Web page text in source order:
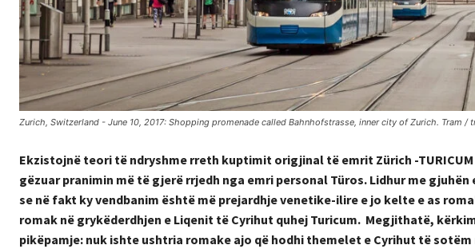
Zurich, Switzerland - June 10, 2017: Shopping promenade called Bahnhofstrasse, inner city of Zurich. Tram /
Ekzistojnë teori të ndryshme rreth kuptimit origjinal të emrit Zürich -
gëzuar pranimin më të gjerë rrjedh nga emri personal Türos. Lidhur me
se në fakt ky vendbanim është më prejardhje venetike-ilire e jo kelte e as
romak në grykëderdhjen e Liqenit të Cyrihut quhej Turicum. Megjithatë,
pikëpamje: nuk ishte ushtria romake ajo që hodhi themelet e Cyrihut të